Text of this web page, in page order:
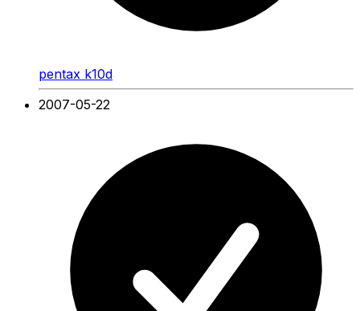
pentax k10d
2007-05-22